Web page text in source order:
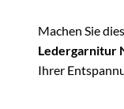
Machen Sie
Ledergarnitur
Ihrer